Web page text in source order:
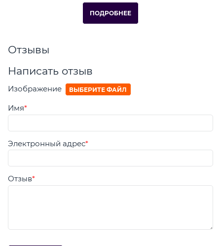
ПОДРОБНЕЕ
Отзывы
Написать отзыв
Изображение ВЫБЕРИТЕ ФАЙЛ
Имя
Электронный адрес
Отзыв